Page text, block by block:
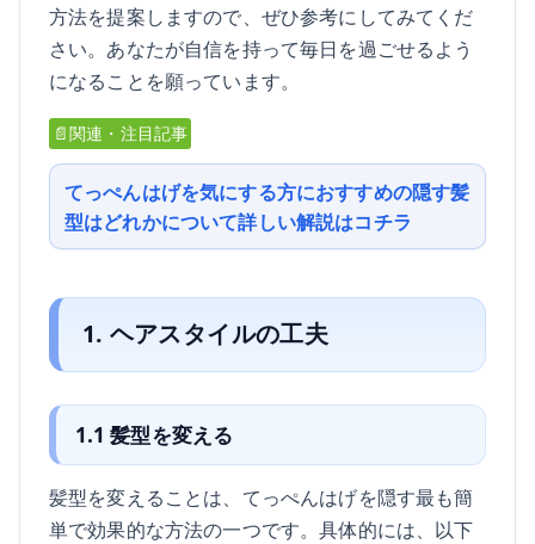
方法を提案しますので、ぜひ参考にしてみてくだ
さい。あなたが自信を持って毎日を過ごせるよう
になることを願っています。
📄関連・注目記事
てっぺんはげを気にする方におすすめの隠す髪
型はどれかについて詳しい解説はコチラ
1. ヘアスタイルの工夫
1.1 髪型を変える
髪型を変えることは、てっぺんはげを隠す最も簡
単で効果的な方法の一つです。具体的には、以下